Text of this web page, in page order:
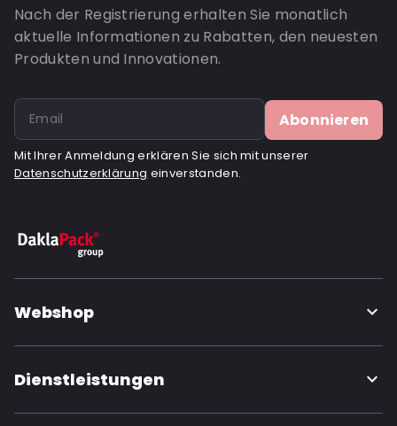
Nach der Registrierung erhalten Sie monatlich
aktuelle Informationen zu Rabatten, den neuesten
Produkten und Innovationen.
Abonnieren
Mit Ihrer Anmeldung erklären Sie sich mit unserer
Datenschutzerklärung einverstanden.
Webshop
Dienstleistungen